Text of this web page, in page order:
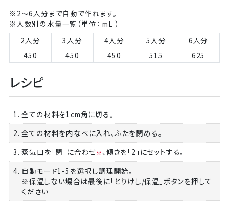
※2～6人分まで自動で作れます。
※人数別の水量一覧（単位： mL ）
2人分
3人分 4人分 5人分
6人分
450
450 450 515 625
レシピ
1. 全ての材料を1cm角に切る。
2. 全ての材料を内なべに入れ、ふたを閉める。
3. 蒸気口を「閉」に合わせ※、傾きを「2」にセットする。
4. 自動モード1-5を選択し調理開始。
※保温しない場合は最後に「とりけし/保温」ボタンを押して
ください